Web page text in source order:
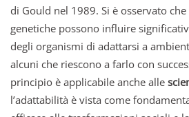
di Gould nel 1989. Si è osservato
genetiche possono influire
degli organismi di adattarsi a
alcuni che riescono a farlo con
principio è applicabile anche alle
l’adattabilità è vista come